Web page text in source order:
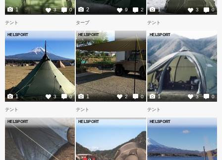
3 0
1 9 2
2 3 0
1
テント
HELSPORT
3 0
1
タープ
HELSPORT
2 0
1
テント
HELSPORT
3 0
1
テント
HELSPORT
テント
HELSPORT
テント
HELSPORT